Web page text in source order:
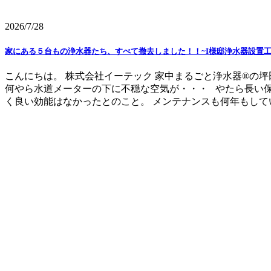
2026/7/28
家にある５台もの浄水器たち、すべて撤去しました！！~I様邸浄水器設置
こんにちは。 株式会社イーテック 家中まるごと浄水器®の
何やら水道メーターの下に不穏な空気が・・・ やたら長い
く良い効能はなかったとのこと。 メンテナンスも何年もし